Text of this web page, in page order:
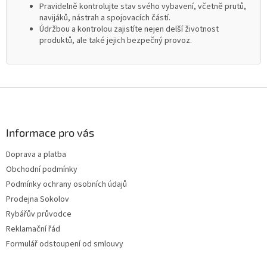
Pravidelně kontrolujte stav svého vybavení, včetně prutů,
navijáků, nástrah a spojovacích částí.
Údržbou a kontrolou zajistíte nejen delší životnost
produktů, ale také jejich bezpečný provoz.
Informace pro vás
Doprava a platba
Obchodní podmínky
Podmínky ochrany osobních údajů
Prodejna Sokolov
Rybářův průvodce
Reklamační řád
Formulář odstoupení od smlouvy